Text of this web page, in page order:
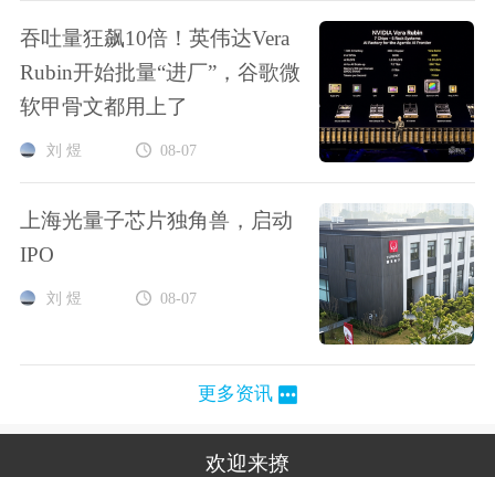
吞吐量狂飙10倍！英伟达Vera
Rubin开始批量“进厂”，谷歌微
软甲骨文都用上了
刘 煜 08-07
上海光量子芯片独角兽，启动
IPO
刘 煜 08-07
更多资讯
欢迎来撩